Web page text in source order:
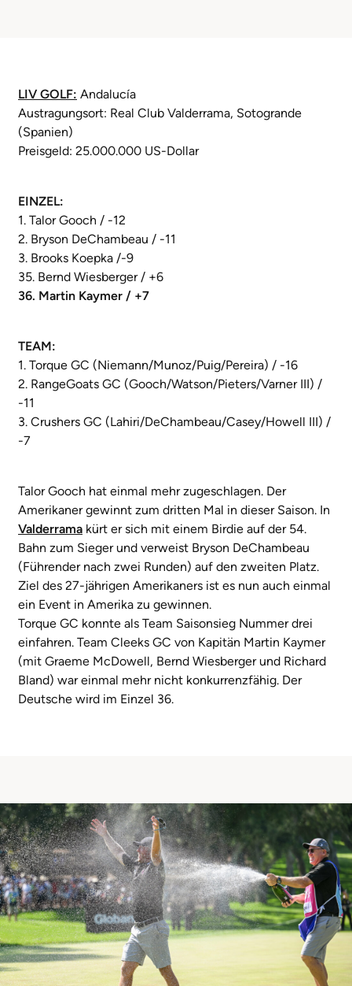
LIV GOLF: Andalucía
Austragungsort: Real Club Valderrama, Sotogrande
(Spanien)
Preisgeld: 25.000.000 US-Dollar
EINZEL:
1. Talor Gooch / -12
2. Bryson DeChambeau / -11
3. Brooks Koepka /-9
35. Bernd Wiesberger / +6
36. Martin Kaymer / +7
TEAM:
1. Torque GC (Niemann/Munoz/Puig/Pereira) / -16
2. RangeGoats GC (Gooch/Watson/Pieters/Varner III) /
-11
3. Crushers GC (Lahiri/DeChambeau/Casey/Howell III) /
-7
Talor Gooch hat einmal mehr zugeschlagen. Der
Amerikaner gewinnt zum dritten Mal in dieser Saison. In
Valderrama kürt er sich mit einem Birdie auf der 54.
Bahn zum Sieger und verweist Bryson DeChambeau
(Führender nach zwei Runden) auf den zweiten Platz.
Ziel des 27-jährigen Amerikaners ist es nun auch einmal
ein Event in Amerika zu gewinnen.
Torque GC konnte als Team Saisonsieg Nummer drei
einfahren. Team Cleeks GC von Kapitän Martin Kaymer
(mit Graeme McDowell, Bernd Wiesberger und Richard
Bland) war einmal mehr nicht konkurrenzfähig. Der
Deutsche wird im Einzel 36.